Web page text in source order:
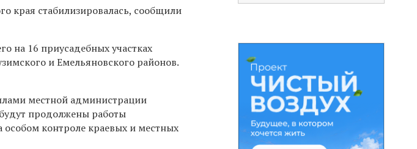
края стабилизировалась, сообщили
на 16 приусадебных участках
и Емельяновского районов.
местной администрации
продолжены работы
особом контроле краевых и местных